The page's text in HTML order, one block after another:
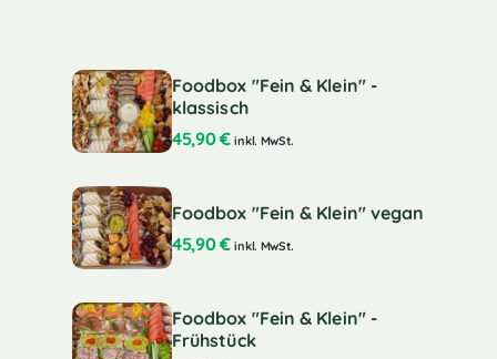
Foodbox "Fein & Klein" -
klassisch
45,90€ inkl. MwSt.
Foodbox "Fein & Klein" vegan
45,90€ inkl. MwSt.
Foodbox "Fein & Klein" -
Frühstück